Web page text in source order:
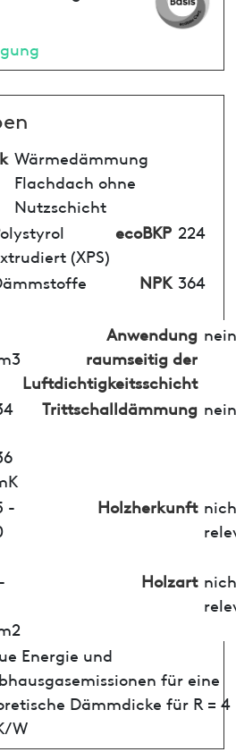
Wärmedämmung
Flachdach ohne
Nutzschicht
(XPS)
ecoBKP 224
NPK 364
Anwendung
raumseitig der
Luftdichtigkeitsschicht
nein
Trittschalldämmung nein
-
Holzherkunft
Holzart
Energie und
für eine
Dämmdicke für R = 4
W